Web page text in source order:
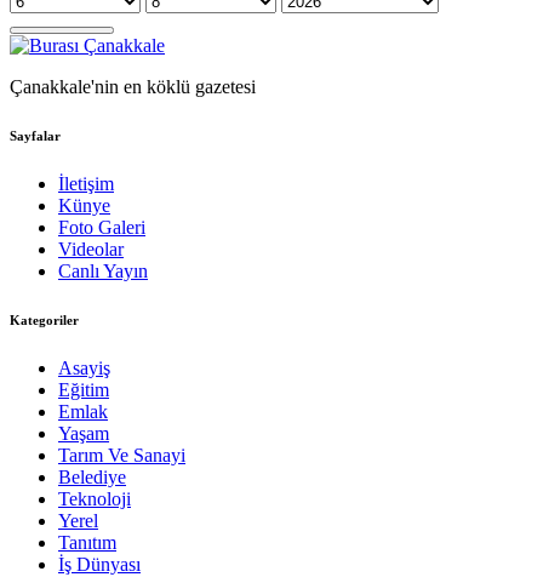
Çanakkale'nin en köklü gazetesi
Sayfalar
İletişim
Künye
Foto Galeri
Videolar
Canlı Yayın
Kategoriler
Asayiş
Eğitim
Emlak
Yaşam
Tarım Ve Sanayi
Belediye
Teknoloji
Yerel
Tanıtım
İş Dünyası